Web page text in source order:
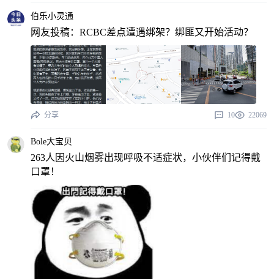
伯乐小灵通
网友投稿：RCBC差点遭遇绑架？绑匪又开始活动？
分享 10 22069
Bole大宝贝
263人因火山烟雾出现呼吸不适症状，小伙伴们记得戴
口罩！